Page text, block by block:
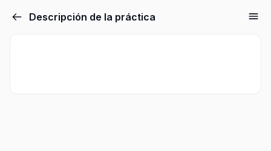
Descripción de la práctica